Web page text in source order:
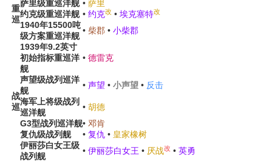
重
巡
萨里级重巡洋舰 • 萨里
约克级重巡洋舰 • 约克改 • 埃克塞特改
1940年15500吨
级方案重巡洋舰
• 柴郡 • 小柴郡
1939年9.2英寸
初始指标重巡洋
舰
• 德雷克
战
巡
声望级战列巡洋
舰
• 声望 • 小声望 • 反击
海军上将级战列
巡洋舰
• 胡德
G3型战列巡洋舰• 邓肯
复仇级战列舰 • 复仇 • 皇家橡树
伊丽莎白女王级
战列舰
• 伊丽莎白女王 • 厌战改 • 英勇